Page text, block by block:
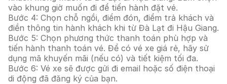
vào khung giờ muốn đi để tiến hành đặt vé.
Bước 4: Chọn chỗ ngồi, điểm đón, điểm trả khách và
điền thông tin hành khách khi từ Đà Lạt đi Hậu Giang.
Bước 5: Chọn phương thức thanh toán phù hợp và
tiến hành thanh toán vé. Để có vé xe giá rẻ, hãy sử
dụng mã khuyến mãi (nếu có) và tiết kiệm tối đa.
Bước 6: Vé xe sẽ được gửi đi email hoặc số điện thoại
di động đã đăng ký của bạn.